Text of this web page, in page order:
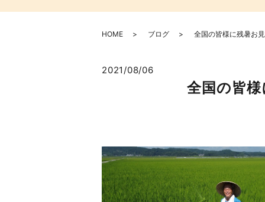
HOME ブログ 全国の皆様に残暑お
2021/08/06
全国の皆